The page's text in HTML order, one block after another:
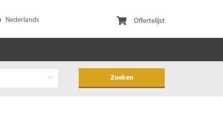
Offertelijst